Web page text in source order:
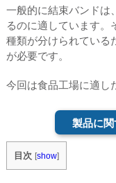
一般的に結束バンドは
るのに適しています。
種類が分けられている
が必要です。
今回は食品工場に適し
製品に
目次 [show]